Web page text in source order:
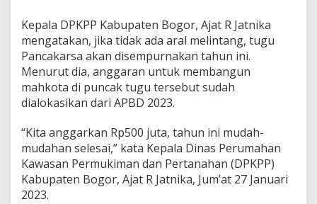
Kepala DPKPP Kabupaten Bogor, Ajat R Jatnika
mengatakan, jika tidak ada aral melintang, tugu
Pancakarsa akan disempurnakan tahun ini.
Menurut dia, anggaran untuk membangun
mahkota di puncak tugu tersebut sudah
dialokasikan dari APBD 2023.
“Kita anggarkan Rp500 juta, tahun ini mudah-
mudahan selesai,” kata Kepala Dinas Perumahan
Kawasan Permukiman dan Pertanahan (DPKPP)
Kabupaten Bogor, Ajat R Jatnika, Jum’at 27 Januari
2023.